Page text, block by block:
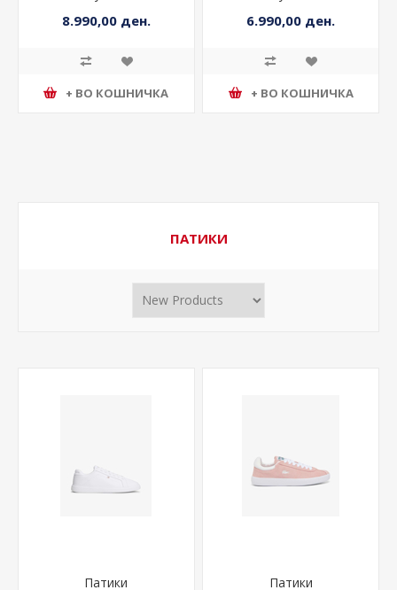
8.990,00 ден.
+ ВО КОШНИЧКА
6.990,00 ден.
+ ВО КОШНИЧКА
ПАТИКИ
Патики Патики